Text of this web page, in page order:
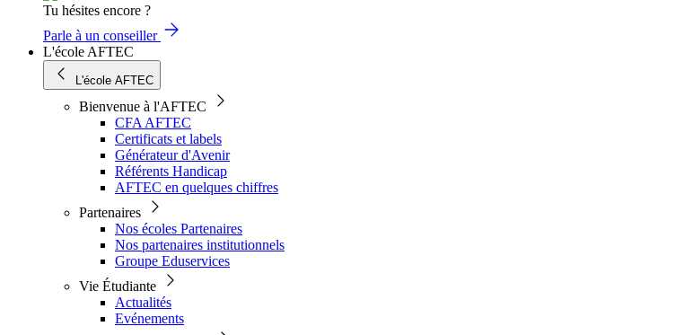
Tu hésites encore ?
Parle à un conseiller
L'école AFTEC
L'école AFTEC
Bienvenue à l'AFTEC
CFA AFTEC
Certificats et labels
Générateur d'Avenir
Référents Handicap
AFTEC en quelques chiffres
Partenaires
Nos écoles Partenaires
Nos partenaires institutionnels
Groupe Eduservices
Vie Étudiante
Actualités
Evénements